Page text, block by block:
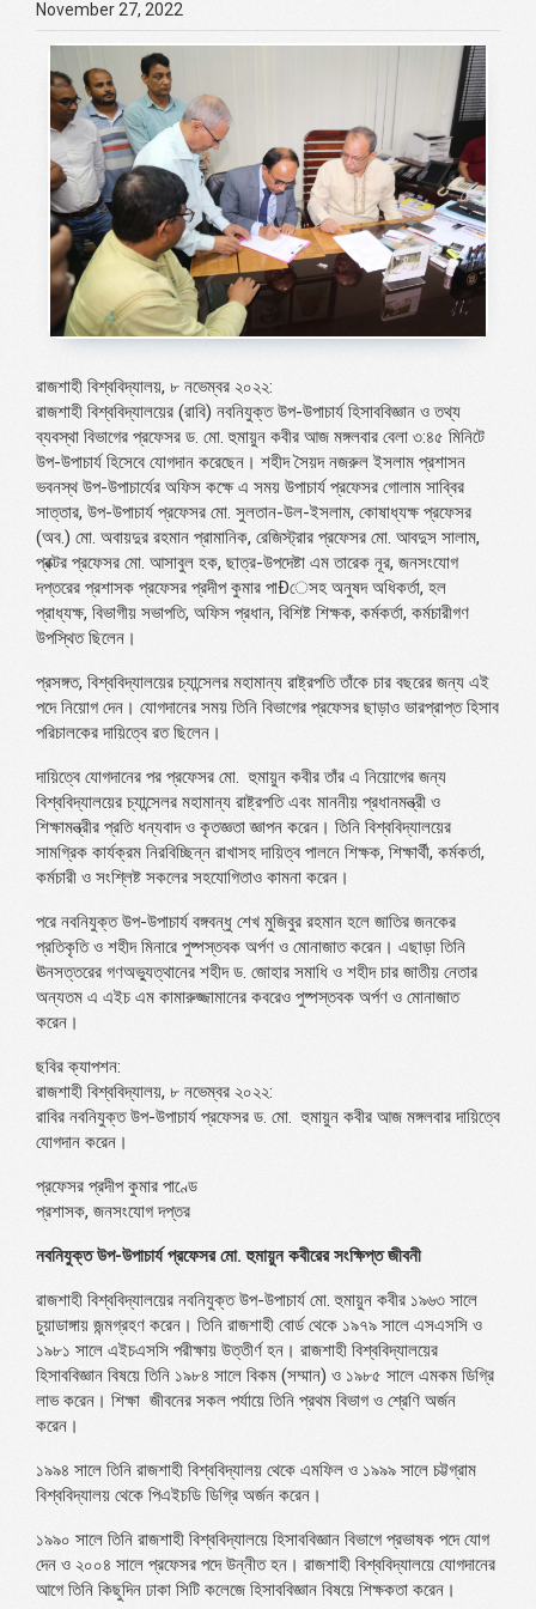
November 27, 2022
রাজশাহী বিশ্ববিদ্যালয়, ৮ নভেম্বর ২০২২:
রাজশাহী বিশ্ববিদ্যালয়ের (রাবি) নবনিযুক্ত উপ-উপাচার্য হিসাববিজ্ঞান ও তথ্য
ব্যবস্থা বিভাগের প্রফেসর ড. মো. হুমায়ুন কবীর আজ মঙ্গলবার বেলা ৩:৪৫ মিনিটে
উপ-উপাচার্য হিসেবে যোগদান করেছেন। শহীদ সৈয়দ নজরুল ইসলাম প্রশাসন
ভবনস্থ উপ-উপাচার্যের অফিস কক্ষে এ সময় উপাচার্য প্রফেসর গোলাম সাব্বির
সাত্তার, উপ-উপাচার্য প্রফেসর মো. সুলতান-উল-ইসলাম, কোষাধ্যক্ষ প্রফেসর
(অব.) মো. অবায়দুর রহমান প্রামানিক, রেজিস্ট্রার প্রফেসর মো. আবদুস সালাম,
প্রক্টর প্রফেসর মো. আসাবুল হক, ছাত্র-উপদেষ্টা এম তারেক নূর, জনসংযোগ
দপ্তরের প্রশাসক প্রফেসর প্রদীপ কুমার পাÐেসহ অনুষদ অধিকর্তা, হল
প্রাধ্যক্ষ, বিভাগীয় সভাপতি, অফিস প্রধান, বিশিষ্ট শিক্ষক, কর্মকর্তা, কর্মচারীগণ
উপস্থিত ছিলেন।
প্রসঙ্গত, বিশ্ববিদ্যালয়ের চ্যান্সেলর মহামান্য রাষ্ট্রপতি তাঁকে চার বছরের জন্য এই
পদে নিয়োগ দেন। যোগদানের সময় তিনি বিভাগের প্রফেসর ছাড়াও ভারপ্রাপ্ত হিসাব
পরিচালকের দায়িত্বে রত ছিলেন।
দায়িত্বে যোগদানের পর প্রফেসর মো. হুমায়ুন কবীর তাঁর এ নিয়োগের জন্য
বিশ্ববিদ্যালয়ের চ্যান্সেলর মহামান্য রাষ্ট্রপতি এবং মাননীয় প্রধানমন্ত্রী ও
শিক্ষামন্ত্রীর প্রতি ধন্যবাদ ও কৃতজ্ঞতা জ্ঞাপন করেন। তিনি বিশ্ববিদ্যালয়ের
সামগ্রিক কার্যক্রম নিরবিচ্ছিন্ন রাখাসহ দায়িত্ব পালনে শিক্ষক, শিক্ষার্থী, কর্মকর্তা,
কর্মচারী ও সংশ্লিষ্ট সকলের সহযোগিতাও কামনা করেন।
পরে নবনিযুক্ত উপ-উপাচার্য বঙ্গবন্ধু শেখ মুজিবুর রহমান হলে জাতির জনকের
প্রতিকৃতি ও শহীদ মিনারে পুষ্পস্তবক অর্পণ ও মোনাজাত করেন। এছাড়া তিনি
ঊনসত্তরের গণঅভ্যুত্থানের শহীদ ড. জোহার সমাধি ও শহীদ চার জাতীয় নেতার
অন্যতম এ এইচ এম কামারুজ্জামানের কবরেও পুষ্পস্তবক অর্পণ ও মোনাজাত
করেন।
ছবির ক্যাপশন:
রাজশাহী বিশ্ববিদ্যালয়, ৮ নভেম্বর ২০২২:
রাবির নবনিযুক্ত উপ-উপাচার্য প্রফেসর ড. মো. হুমায়ুন কবীর আজ মঙ্গলবার দায়িত্বে
যোগদান করেন।
প্রফেসর প্রদীপ কুমার পাণ্ডে
প্রশাসক, জনসংযোগ দপ্তর
নবনিযুক্ত উপ-উপাচার্য প্রফেসর মো. হুমায়ুন কবীরের সংক্ষিপ্ত জীবনী
রাজশাহী বিশ্ববিদ্যালয়ের নবনিযুক্ত উপ-উপাচার্য মো. হুমায়ুন কবীর ১৯৬৩ সালে
চুয়াডাঙ্গায় জন্মগ্রহণ করেন। তিনি রাজশাহী বোর্ড থেকে ১৯৭৯ সালে এসএসসি ও
১৯৮১ সালে এইচএসসি পরীক্ষায় উত্তীর্ণ হন। রাজশাহী বিশ্ববিদ্যালয়ের
হিসাববিজ্ঞান বিষয়ে তিনি ১৯৮৪ সালে বিকম (সম্মান) ও ১৯৮৫ সালে এমকম ডিগ্রি
লাভ করেন। শিক্ষা জীবনের সকল পর্যায়ে তিনি প্রথম বিভাগ ও শ্রেণি অর্জন
করেন।
১৯৯৪ সালে তিনি রাজশাহী বিশ্ববিদ্যালয় থেকে এমফিল ও ১৯৯৯ সালে চট্টগ্রাম
বিশ্ববিদ্যালয় থেকে পিএইচডি ডিগ্রি অর্জন করেন।
১৯৯০ সালে তিনি রাজশাহী বিশ্ববিদ্যালয়ে হিসাববিজ্ঞান বিভাগে প্রভাষক পদে যোগ
দেন ও ২০০৪ সালে প্রফেসর পদে উন্নীত হন। রাজশাহী বিশ্ববিদ্যালয়ে যোগদানের
আগে তিনি কিছুদিন ঢাকা সিটি কলেজে হিসাববিজ্ঞান বিষয়ে শিক্ষকতা করেন।